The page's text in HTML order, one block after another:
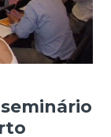
seminário